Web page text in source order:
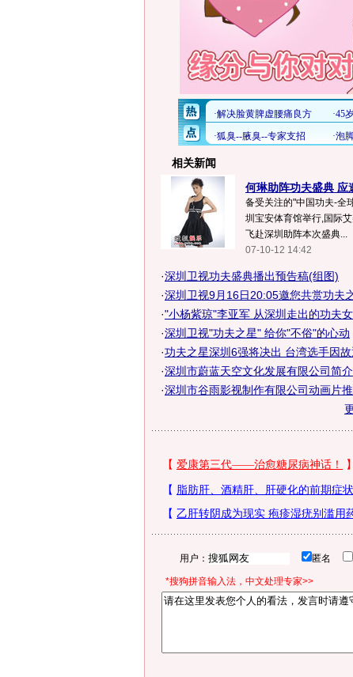
相关新闻
何琳助阵功夫盛典 应
备受关注的"中国功夫-全
圳宝安体育馆举行,国际
飞赴深圳助阵本次盛典...
07-10-12 14:42
·深圳卫视功夫盛典播出预告稿(组图)
·深圳卫视9月16日20:05邀您共赏功夫
·"小杨紫琼"李亚军 从深圳走出的功夫
·深圳卫视"功夫之星" 给你"不俗"的心动
·功夫之星深圳6强将决出 台湾选手因
·深圳市蔚蓝天空文化发展有限公司简介
·深圳市谷雨影视制作有限公司动画片
用户： 匿名
*搜狗拼音输入法，中文处理专家>>